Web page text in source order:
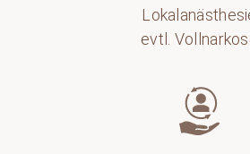
evtl.